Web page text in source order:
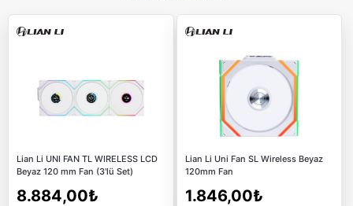
Lian Li UNI FAN TL WIRELESS LCD
Beyaz 120 mm Fan (3'lü Set)
8.884,00₺
Lian Li Uni Fan SL Wireless Beyaz
120mm Fan
1.846,00₺